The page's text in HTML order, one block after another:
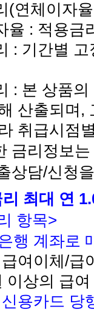
(연체이자
율 : 적용금
: 기간별
: 본 상품
산출되며,
취급시점
금리정보는
상담/신청
리 최대 연
항목>
행 계좌로
여이체/급
이상의 급
용카드 당